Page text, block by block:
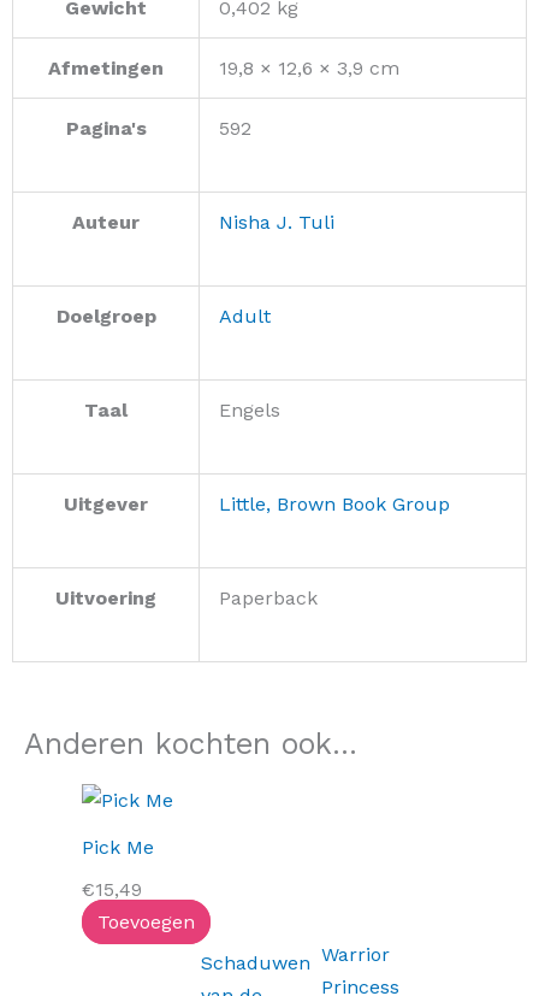
Gewicht 0,402 kg
Afmetingen 19,8 × 12,6 × 3,9 cm
Pagina's 592
Auteur Nisha J. Tuli
Doelgroep Adult
Taal Engels
Uitgever Little, Brown Book Group
Uitvoering Paperback
Anderen kochten ook...
Pick Me
€15,49
Toevoegen
Schaduwen Warrior
Princess